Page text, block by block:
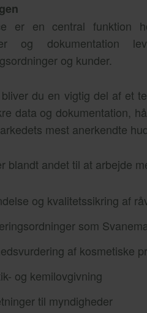
er en central funktion
og dokumentation
og kunder.
du en vigtig del af et
data og dokumentation,
mest anerkendte
blandt andet til at arbejde
og kvalitetssikring af
som
af kosmetiske
og kemilovgivning
til myndigheder